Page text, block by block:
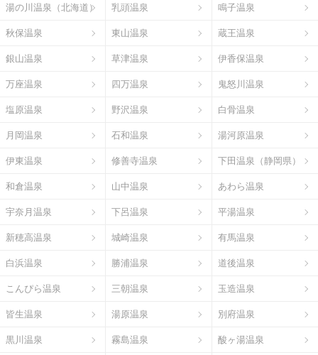
湯の川温泉（北海道） 乳頭温泉 鳴子温泉
秋保温泉 東山温泉 蔵王温泉
銀山温泉 草津温泉 伊香保温泉
万座温泉 四万温泉 鬼怒川温泉
塩原温泉 野沢温泉 白骨温泉
月岡温泉 石和温泉 湯河原温泉
伊東温泉 修善寺温泉 下田温泉（静岡県）
和倉温泉 山中温泉 あわら温泉
宇奈月温泉 下呂温泉 平湯温泉
新穂高温泉 城崎温泉 有馬温泉
白浜温泉 勝浦温泉 道後温泉
こんぴら温泉 三朝温泉 玉造温泉
皆生温泉 湯原温泉 別府温泉
黒川温泉 霧島温泉 酸ヶ湯温泉